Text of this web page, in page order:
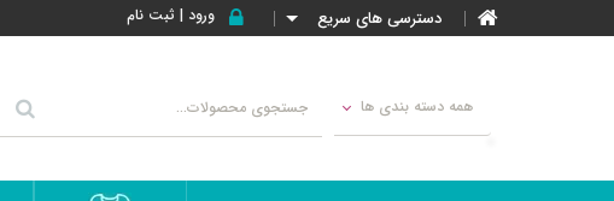
دسترسی های سریع ورود | ثبت نام
همه دسته بندی ها